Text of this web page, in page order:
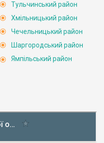
Тульчинський район
Хмільницький район
Чечельницький район
Шаргородський район
Ямпільський район